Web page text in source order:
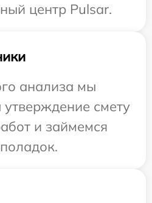
центр Pulsar.
анализа мы
смету
и займемся